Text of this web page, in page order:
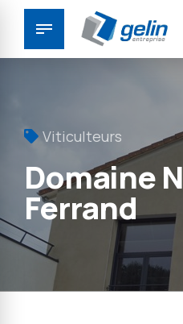
Viticulteurs
Domaine
Ferrand
Panneau de gestion des cookies